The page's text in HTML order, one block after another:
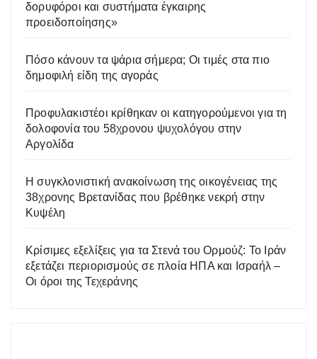
δορυφόροι και συστήματα έγκαιρης
προειδοποίησης»
Πόσο κάνουν τα ψάρια σήμερα; Οι τιμές στα πιο
δημοφιλή είδη της αγοράς
Προφυλακιστέοι κρίθηκαν οι κατηγορούμενοι για τη
δολοφονία του 58χρονου ψυχολόγου στην
Αργολίδα
Η συγκλονιστική ανακοίνωση της οικογένειας της
38χρονης Βρετανίδας που βρέθηκε νεκρή στην
Κυψέλη
Κρίσιμες εξελίξεις για τα Στενά του Ορμούζ: Το Ιράν
εξετάζει περιορισμούς σε πλοία ΗΠΑ και Ισραήλ –
Οι όροι της Τεχεράνης